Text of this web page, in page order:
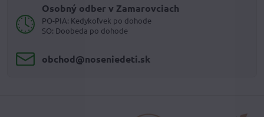
Osobný odber v Zamarovciach
PO-PIA: Kedykoľvek po dohode
SO: Doobeda po dohode
obchod​@noseniedeti​.sk